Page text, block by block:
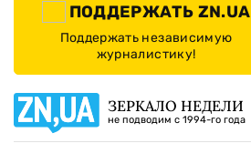
ПОДДЕРЖАТЬ ZN.UA
Поддержать независимую
журналистику!
ЗЕРКАЛО НЕДЕЛИ
не подводим с 1994-го года